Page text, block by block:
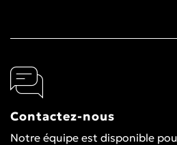
Contactez-nous
Notre équipe est disponible